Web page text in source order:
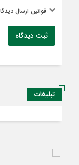
قوانین ارسال
ثبت دیدگاه
تبلیغات